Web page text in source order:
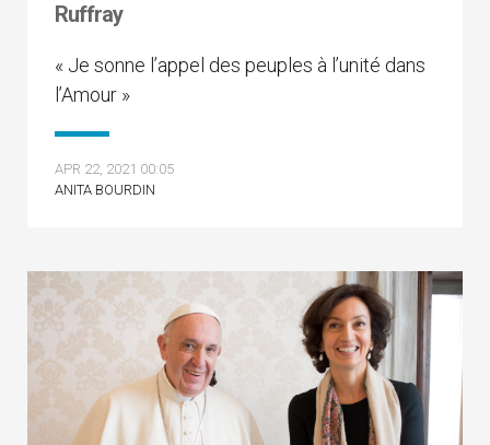
Ruffray
« Je sonne l’appel des peuples à l’unité dans
l’Amour »
APR 22, 2021 00:05
ANITA BOURDIN